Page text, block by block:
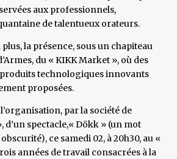
aux professionnels,
de talentueux orateurs.
plus, la présence, sous un chapiteau
du « KIKK Market », où des
technologiques innovants
proposées.
par la société de
d’un spectacle,« Dökk » (un mot
ce samedi 02, à 20h30, au «
années de travail consacrées à la